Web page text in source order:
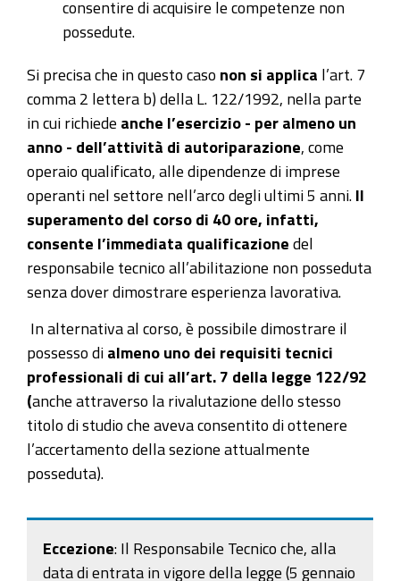
consentire di acquisire le competenze non
possedute.
Si precisa che in questo caso non si applica l’art. 7
comma 2 lettera b) della L. 122/1992, nella parte
in cui richiede anche l’esercizio - per almeno un
anno - dell’attività di autoriparazione , come
operaio qualificato, alle dipendenze di imprese
operanti nel settore nell’arco degli ultimi 5 anni. Il
superamento del corso di 40 ore, infatti,
consente l’immediata qualificazione del
responsabile tecnico all’abilitazione non posseduta
senza dover dimostrare esperienza lavorativa.
In alternativa al corso, è possibile dimostrare il
possesso di almeno uno dei requisiti tecnici
professionali di cui all’art. 7 della legge 122/92
(anche attraverso la rivalutazione dello stesso
titolo di studio che aveva consentito di ottenere
l’accertamento della sezione attualmente
posseduta).
Eccezione: Il Responsabile Tecnico che, alla
data di entrata in vigore della legge (5 gennaio